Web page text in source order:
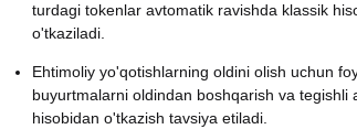
turdagi tokenlar avtomatik ravishda klassik
o'tkaziladi.
Ehtimoliy yo'qotishlarning oldini olish uchun
buyurtmalarni oldindan boshqarish va tegishli
hisobidan o'tkazish tavsiya etiladi.